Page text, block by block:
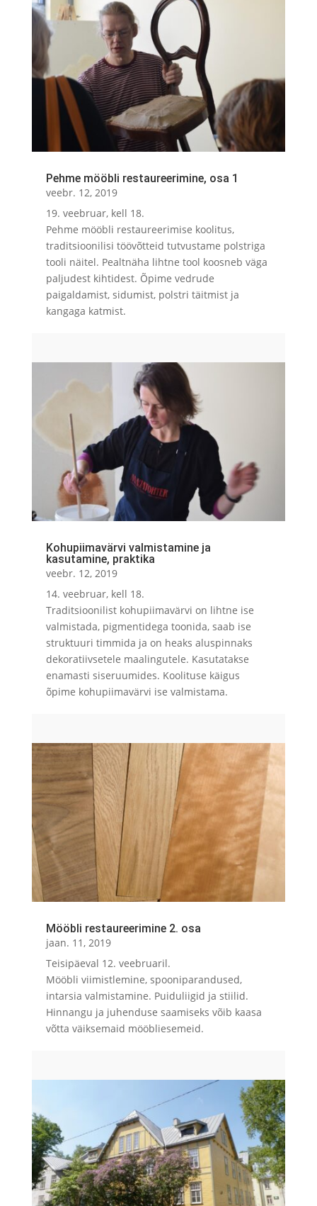
Pehme mööbli restaureerimine, osa 1
veebr. 12, 2019
19. veebruar, kell 18.
Pehme mööbli restaureerimise koolitus,
traditsioonilisi töövõtteid tutvustame polstriga
tooli näitel. Pealtnäha lihtne tool koosneb väga
paljudest kihtidest. Õpime vedrude
paigaldamist, sidumist, polstri täitmist ja
kangaga katmist.
Kohupiimavärvi valmistamine ja
kasutamine, praktika
veebr. 12, 2019
14. veebruar, kell 18.
Traditsioonilist kohupiimavärvi on lihtne ise
valmistada, pigmentidega toonida, saab ise
struktuuri timmida ja on heaks aluspinnaks
dekoratiivsetele maalingutele. Kasutatakse
enamasti siseruumides. Koolituse käigus
õpime kohupiimavärvi ise valmistama.
Mööbli restaureerimine 2. osa
jaan. 11, 2019
Teisipäeval 12. veebruaril.
Mööbli viimistlemine, spooniparandused,
intarsia valmistamine. Puiduliigid ja stiilid.
Hinnangu ja juhenduse saamiseks võib kaasa
võtta väiksemaid mööbliesemeid.